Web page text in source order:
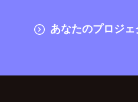
あなたのプロジ